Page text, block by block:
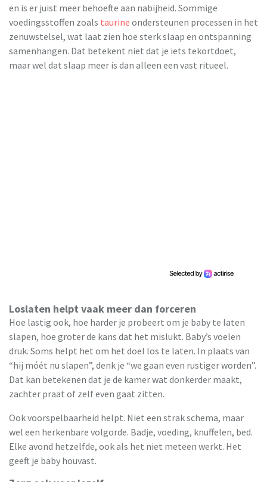
en is er juist meer behoefte aan nabijheid. Sommige
voedingsstoffen zoals taurine ondersteunen processen in het
zenuwstelsel, wat laat zien hoe sterk slaap en ontspanning
samenhangen. Dat betekent niet dat je iets tekortdoet,
maar wel dat slaap meer is dan alleen een vast ritueel.
Loslaten helpt vaak meer dan forceren
Hoe lastig ook, hoe harder je probeert om je baby te laten
slapen, hoe groter de kans dat het mislukt. Baby’s voelen
druk. Soms helpt het om het doel los te laten. In plaats van
“hij móét nu slapen”, denk je “we gaan even rustiger worden”.
Dat kan betekenen dat je de kamer wat donkerder maakt,
zachter praat of zelf even gaat zitten.
Ook voorspelbaarheid helpt. Niet een strak schema, maar
wel een herkenbare volgorde. Badje, voeding, knuffelen, bed.
Elke avond hetzelfde, ook als het niet meteen werkt. Het
geeft je baby houvast.